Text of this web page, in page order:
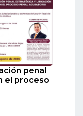
penal
el proceso